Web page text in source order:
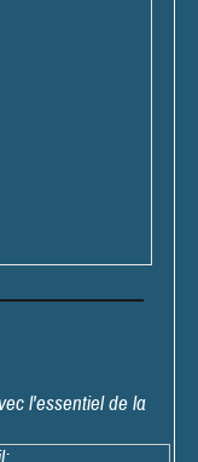
l'essentiel de la